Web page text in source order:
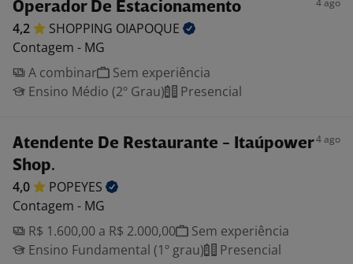
Operador De Estacionamento 4 ago
4,2 SHOPPING OIAPOQUE
Contagem - MG
A combinar
Sem experiência
Ensino Médio (2º Grau)
Presencial
Atendente De Restaurante - Itaúpower
Shop.
4 ago
4,0
POPEYES
Contagem - MG
R$ 1.600,00 a R$ 2.000,00
Sem experiência
Ensino Fundamental (1º grau)
Presencial